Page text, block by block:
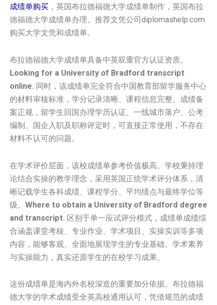
成绩单购买 ，英国‌布拉德福德大学‌‌成绩单制作，英国‌布拉
德福德大学‌‌成绩单办理。推荐文凭公司diplomashelp.com
购买大学文凭和成绩单。
布拉德福德大学成绩单具备中英双重官方认证资质。
Looking for a University of Bradford transcript
online. 同时，该成绩单完全符合中国教育部留学服务中心
的材料审核标准，学分记录清晰、课程信息完整、成绩备
案正规，留学生回国办理学历认证、一线城市落户、公考
编制、国企入职及职称评定时，可直接正常使用，不存在
材料不认可的问题。
在学术评价层面，该校成绩单参考价值极高。学校秉持理
论结合实操的教学理念，采用英国正统学术评分体系，清
晰记载学生各科成绩、课程学分、平均绩点与最终学位等
级。 Where to obtain a University of Bradford degree
and transcript. 区别于单一应试评分模式，成绩单成绩综
合涵盖课堂考核、专业作业、学术项目、实操实训等多项
内容，能够客观、全面地展现学生的专业基础、学术素养
与实操能力，真实还原学生的在校学习成果。
这份成绩单是海内外名校深造的重要加分依据。布拉德福
德大学的学术成绩受全英高校通用认可，凭借规范的成绩